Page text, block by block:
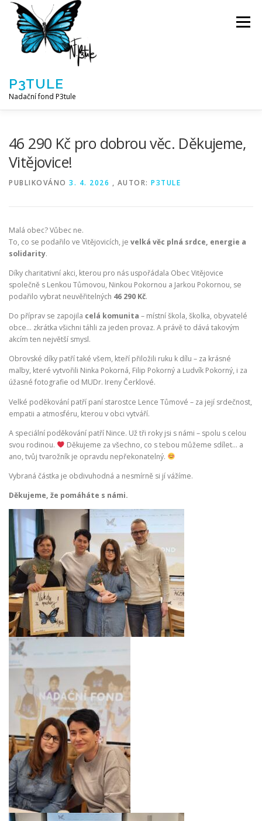
Přeskočit
obsah
P3TULE
Nadační fond P3tule
Menu
46 290 Kč pro dobrou věc. Děkujeme,
Vitějovice!
PUBLIKOVÁNO 3. 4. 2026 , AUTOR: P3TULE
Malá obec? Vůbec ne.
To, co se podařilo ve Vitějovicích, je velká věc plná srdce, energie a
solidarity.
Díky charitativní akci, kterou pro nás uspořádala Obec Vitějovice
společně s Lenkou Tůmovou, Ninkou Pokornou a Jarkou Pokornou, se
podařilo vybrat neuvěřitelných 46 290 Kč.
Do příprav se zapojila celá komunita – místní škola, školka, obyvatelé
obce… zkrátka všichni táhli za jeden provaz. A právě to dává takovým
akcím ten největší smysl.
Obrovské díky patří také všem, kteří přiložili ruku k dílu – za krásné
malby, které vytvořili Ninka Pokorná, Filip Pokorný a Ludvík Pokorný, i za
úžasné fotografie od MUDr. Ireny Čerklové.
Velké poděkování patří paní starostce Lence Tůmové – za její srdečnost,
empatii a atmosféru, kterou v obci vytváří.
A speciální poděkování patří Nince. Už tři roky jsi s námi – spolu s celou
svou rodinou.
Děkujeme za všechno, co s tebou můžeme sdílet… a
ano, tvůj tvarožník je opravdu nepřekonatelný.
Vybraná částka je obdivuhodná a nesmírně si jí vážíme.
Děkujeme, že pomáháte s námi.